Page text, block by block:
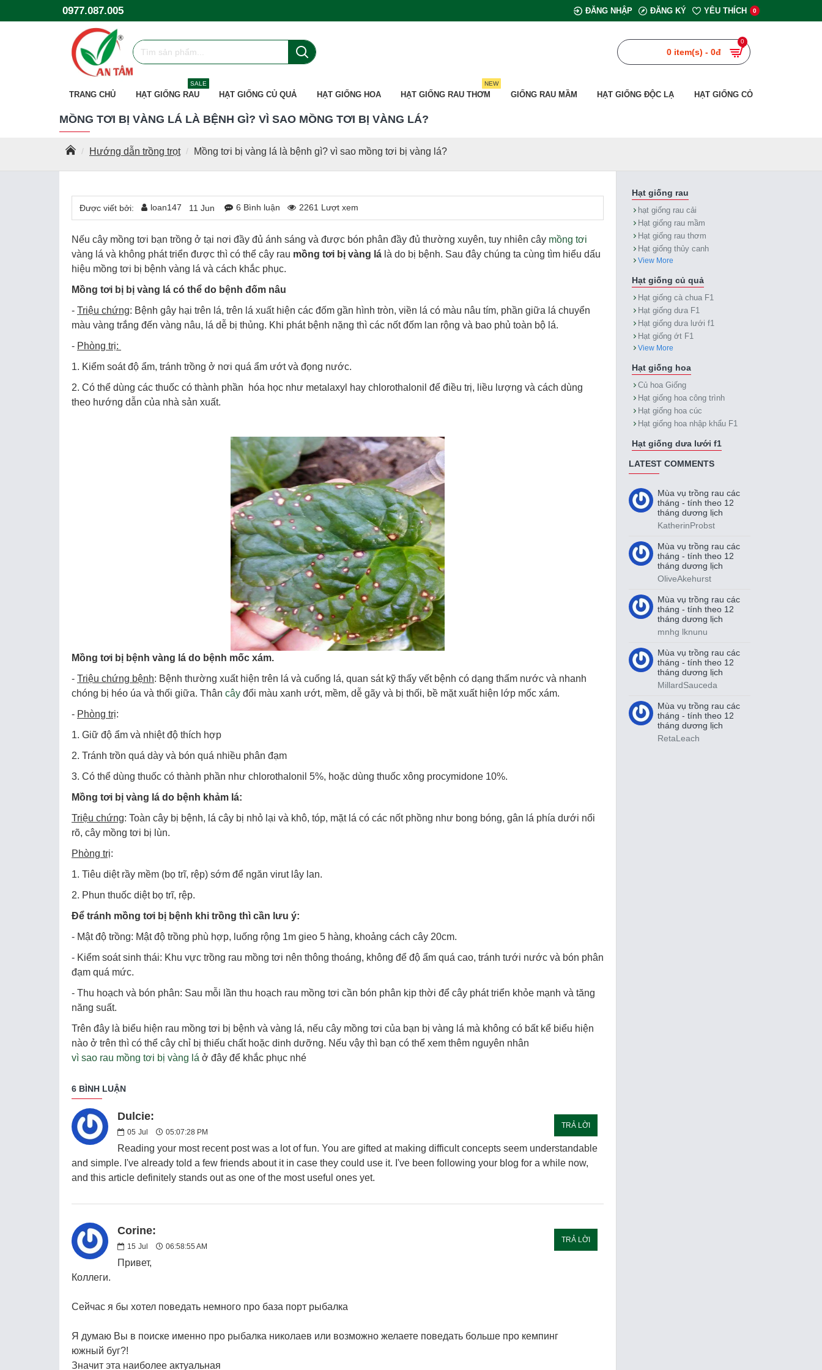
0977.087.005 ĐĂNG NHẬP ĐĂNG KÝ YÊU THÍCH 0
0 item(s) - 0đ
0
TRANG CHỦ HẠT GIỐNG RAU
SALE
HẠT GIỐNG CỦ QUẢ HẠT GIỐNG HOA HẠT GIỐNG RAU THƠM
NEW
GIỐNG RAU MẦM HẠT GIỐNG ĐỘC LẠ HẠT GIỐNG CỎ
Hướng dẫn trồng trọt Mồng tơi bị vàng lá là bệnh gì? vì sao mồng tơi bị vàng lá?
MỒNG TƠI BỊ VÀNG LÁ LÀ BỆNH GÌ? VÌ SAO MỒNG TƠI BỊ VÀNG LÁ?
Được viết bởi: loan147 11 Jun 6 Bình luận 2261 Lượt xem
Nếu cây mồng tơi bạn trồng ở tại nơi đầy đủ ánh sáng và được bón phân đầy đủ thường xuyên, tuy nhiên cây mồng tơi
vàng lá và không phát triển được thì có thể cây rau mồng tơi bị vàng lá là do bị bệnh. Sau đây chúng ta cùng tìm hiểu dấu
hiệu mồng tơi bị bệnh vàng lá và cách khắc phục.
Mồng tơi bị bị vàng lá có thể do bệnh đốm nâu
- Triệu chứng: Bệnh gây hại trên lá, trên lá xuất hiện các đốm gần hình tròn, viền lá có màu nâu tím, phần giữa lá chuyển
màu vàng trắng đến vàng nâu, lá dễ bị thủng. Khi phát bệnh nặng thì các nốt đốm lan rộng và bao phủ toàn bộ lá.
- Phòng trị:
1. Kiểm soát độ ẩm, tránh trồng ở nơi quá ẩm ướt và đọng nước.
2. Có thể dùng các thuốc có thành phần hóa học như metalaxyl hay chlorothalonil để điều trị, liều lượng và cách dùng
theo hướng dẫn của nhà sản xuất.
Mồng tơi bị bệnh vàng lá do bệnh mốc xám.
- Triệu chứng bệnh: Bệnh thường xuất hiện trên lá và cuống lá, quan sát kỹ thấy vết bệnh có dạng thấm nước và nhanh
chóng bị héo úa và thối giữa. Thân cây đổi màu xanh ướt, mềm, dễ gãy và bị thối, bề mặt xuất hiện lớp mốc xám.
- Phòng trị:
1. Giữ độ ẩm và nhiệt độ thích hợp
2. Tránh trồn quá dày và bón quá nhiều phân đạm
3. Có thể dùng thuốc có thành phần như chlorothalonil 5%, hoặc dùng thuốc xông procymidone 10%.
Mồng tơi bị vàng lá do bệnh khảm lá:
Triệu chứng: Toàn cây bị bệnh, lá cây bị nhỏ lại và khô, tóp, mặt lá có các nốt phồng như bong bóng, gân lá phía dưới nổi
rõ, cây mồng tơi bị lùn.
Phòng trị:
1. Tiêu diệt rầy mềm (bọ trĩ, rệp) sớm để ngăn virut lây lan.
2. Phun thuốc diệt bọ trĩ, rệp.
Để tránh mồng tơi bị bệnh khi trồng thì cần lưu ý:
- Mật độ trồng: Mật độ trồng phù hợp, luống rộng 1m gieo 5 hàng, khoảng cách cây 20cm.
- Kiểm soát sinh thái: Khu vực trồng rau mồng tơi nên thông thoáng, không để độ ẩm quá cao, tránh tưới nước và bón phân
đạm quá mức.
- Thu hoạch và bón phân: Sau mỗi lần thu hoạch rau mồng tơi cần bón phân kịp thời để cây phát triển khỏe mạnh và tăng
năng suất.
Trên đây là biểu hiện rau mồng tơi bị bệnh và vàng lá, nếu cây mồng tơi của bạn bị vàng lá mà không có bất kể biểu hiện
nào ở trên thì có thể cây chỉ bị thiếu chất hoặc dinh dưỡng. Nếu vậy thì bạn có thể xem thêm nguyên nhân
vì sao rau mồng tơi bị vàng lá ở đây để khắc phục nhé
6 BÌNH LUẬN
Dulcie:
05 Jul 05:07:28 PM
TRẢ LỜI
Reading your most recent post was a lot of fun. You are gifted at making difficult concepts seem understandable
and simple. I've already told a few friends about it in case they could use it. I've been following your blog for a while now,
and this article definitely stands out as one of the most useful ones yet.
Corine:
15 Jul 06:58:55 AM
TRẢ LỜI
Привет,
Коллеги.
Сейчас я бы хотел поведать немного про база порт рыбалка
Я думаю Вы в поиске именно про рыбалка николаев или возможно желаете поведать больше про кемпинг
южный буг?!
Значит эта наиболее актуальная
Hạt giống rau
hạt giống rau cải
Hạt giống rau mầm
Hạt giống rau thơm
Hạt giống thủy canh
View More
Hạt giống củ quả
Hạt giống cà chua F1
Hạt giống dưa F1
Hạt giống dưa lưới f1
Hạt giống ớt F1
View More
Hạt giống hoa
Củ hoa Giống
Hạt giống hoa công trình
Hạt giống hoa cúc
Hạt giống hoa nhập khẩu F1
Hạt giống dưa lưới f1
LATEST COMMENTS
Mùa vụ trồng rau các
tháng - tính theo 12
tháng dương lịch
KatherinProbst
Mùa vụ trồng rau các
tháng - tính theo 12
tháng dương lịch
OliveAkehurst
Mùa vụ trồng rau các
tháng - tính theo 12
tháng dương lịch
mnhg lknunu
Mùa vụ trồng rau các
tháng - tính theo 12
tháng dương lịch
MillardSauceda
Mùa vụ trồng rau các
tháng - tính theo 12
tháng dương lịch
RetaLeach